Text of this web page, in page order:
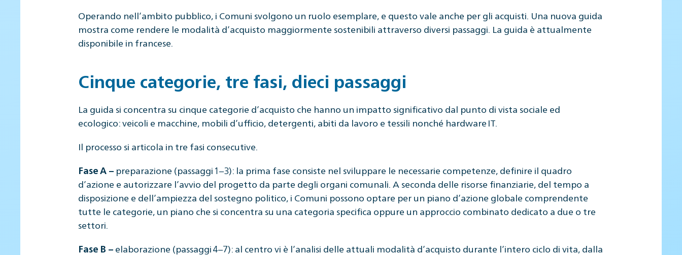
Operando nell’ambito pubblico, i Comuni svolgono un ruolo esemplare, e questo vale anche per gli acquisti. Una nuova guida
mostra come rendere le modalità d’acquisto maggiormente sostenibili attraverso diversi passaggi. La guida è attualmente
disponibile in francese.
Cinque categorie, tre fasi, dieci passaggi
La guida si concentra su cinque categorie d’acquisto che hanno un impatto significativo dal punto di vista sociale ed
ecologico: veicoli e macchine, mobili d’ufficio, detergenti, abiti da lavoro e tessili nonché hardware IT.
Il processo si articola in tre fasi consecutive.
Fase A – preparazione (passaggi 1–3): la prima fase consiste nel sviluppare le necessarie competenze, definire il quadro
d’azione e autorizzare l’avvio del progetto da parte degli organi comunali. A seconda delle risorse finanziarie, del tempo a
disposizione e dell’ampiezza del sostegno politico, i Comuni possono optare per un piano d’azione globale comprendente
tutte le categorie, un piano che si concentra su una categoria specifica oppure un approccio combinato dedicato a due o tre
settori.
Fase B – elaborazione (passaggi 4–7): al centro vi è l’analisi delle attuali modalità d’acquisto durante l’intero ciclo di vita, dalla